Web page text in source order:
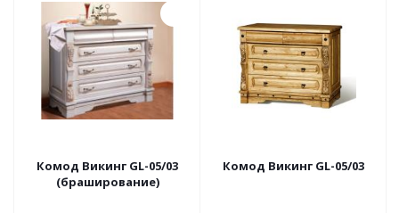
Комод Викинг GL-05/03
(браширование)
Комод Викинг GL-05/03